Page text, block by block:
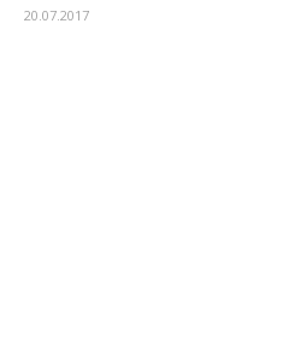
20.07.2017